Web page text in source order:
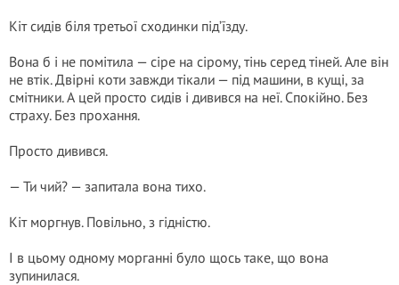
Кіт сидів біля третьої сходинки під’їзду.
Вона б і не помітила — сіре на сірому, тінь серед тіней. Але він
не втік. Двірні коти завжди тікали — під машини, в кущі, за
смітники. А цей просто сидів і дивився на неї. Спокійно. Без
страху. Без прохання.
Просто дивився.
— Ти чий? — запитала вона тихо.
Кіт моргнув. Повільно, з гідністю.
І в цьому одному морганні було щось таке, що вона
зупинилася.